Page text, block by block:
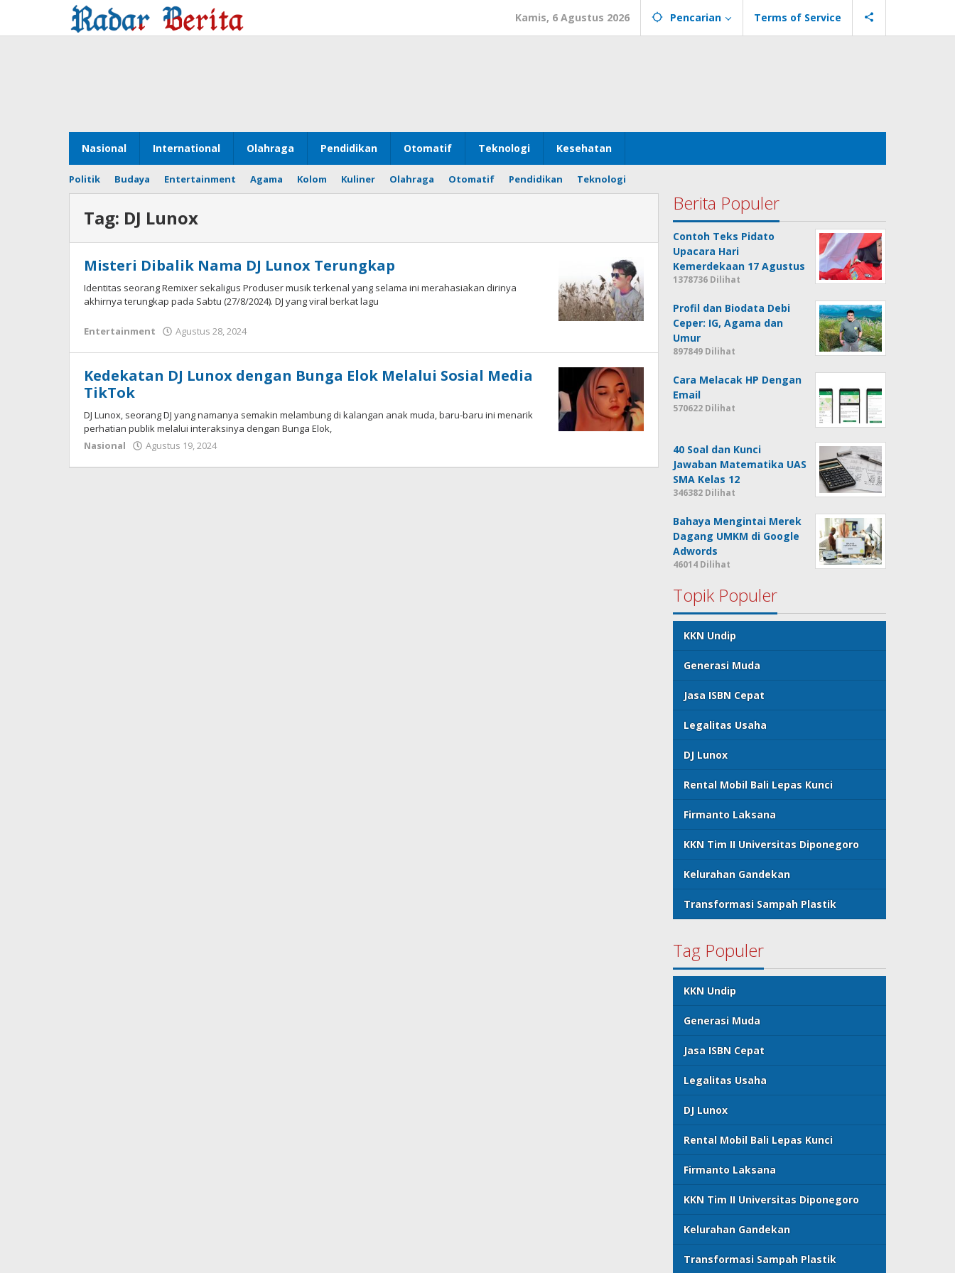
konten
Kamis, 6 Agustus 2026 Pencarian Terms of Service
Nasional International Olahraga Pendidikan Otomatif Teknologi Kesehatan
Politik Budaya Entertainment Agama Kolom Kuliner Olahraga Otomatif Pendidikan Teknologi
Tag: DJ Lunox
Misteri Dibalik Nama DJ Lunox Terungkap
Identitas seorang Remixer sekaligus Produser musik terkenal yang selama ini merahasiakan dirinya
akhirnya terungkap pada Sabtu (27/8/2024). DJ yang viral berkat lagu
Entertainment Agustus 28, 2024
Kedekatan DJ Lunox dengan Bunga Elok Melalui Sosial Media
TikTok
DJ Lunox, seorang DJ yang namanya semakin melambung di kalangan anak muda, baru-baru ini menarik
perhatian publik melalui interaksinya dengan Bunga Elok,
Nasional
Agustus 19, 2024
Berita Populer
Contoh Teks Pidato
Upacara Hari
Kemerdekaan 17 Agustus
1378736 Dilihat
Profil dan Biodata Debi
Ceper: IG, Agama dan
Umur
897849 Dilihat
Cara Melacak HP Dengan
Email
570622 Dilihat
40 Soal dan Kunci
Jawaban Matematika UAS
SMA Kelas 12
346382 Dilihat
Bahaya Mengintai Merek
Dagang UMKM di Google
Adwords
46014 Dilihat
Topik Populer
KKN Undip
Generasi Muda
Jasa ISBN Cepat
Legalitas Usaha
DJ Lunox
Rental Mobil Bali Lepas Kunci
Firmanto Laksana
KKN Tim II Universitas Diponegoro
Kelurahan Gandekan
Transformasi Sampah Plastik
Tag Populer
KKN Undip
Generasi Muda
Jasa ISBN Cepat
Legalitas Usaha
DJ Lunox
Rental Mobil Bali Lepas Kunci
Firmanto Laksana
KKN Tim II Universitas Diponegoro
Kelurahan Gandekan
Transformasi Sampah Plastik